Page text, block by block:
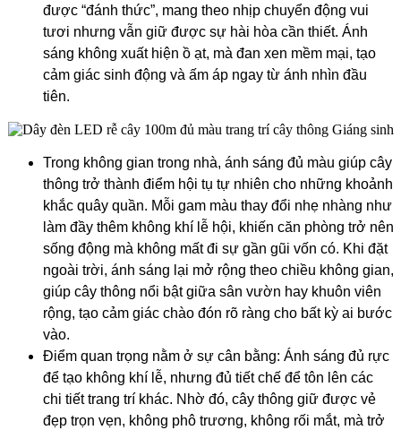
được “đánh thức”, mang theo nhịp chuyển động vui
tươi nhưng vẫn giữ được sự hài hòa cần thiết. Ánh
sáng không xuất hiện ồ ạt, mà đan xen mềm mại, tạo
cảm giác sinh động và ấm áp ngay từ ánh nhìn đầu
tiên.
Trong không gian trong nhà, ánh sáng đủ màu giúp cây
thông trở thành điểm hội tụ tự nhiên cho những khoảnh
khắc quây quần. Mỗi gam màu thay đổi nhẹ nhàng như
làm đầy thêm không khí lễ hội, khiến căn phòng trở nên
sống động mà không mất đi sự gần gũi vốn có. Khi đặt
ngoài trời, ánh sáng lại mở rộng theo chiều không gian,
giúp cây thông nổi bật giữa sân vườn hay khuôn viên
rộng, tạo cảm giác chào đón rõ ràng cho bất kỳ ai bước
vào.
Điểm quan trọng nằm ở sự cân bằng: Ánh sáng đủ rực
để tạo không khí lễ, nhưng đủ tiết chế để tôn lên các
chi tiết trang trí khác. Nhờ đó, cây thông giữ được vẻ
đẹp trọn vẹn, không phô trương, không rối mắt, mà trở